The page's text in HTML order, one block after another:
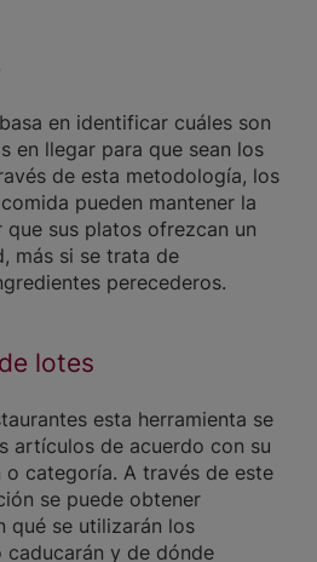
en identificar cuáles son
en llegar para que sean los
de esta metodología, los
pueden mantener la
sus platos ofrezcan un
más si se trata de
perecederos.
lotes
esta herramienta se
artículos de acuerdo con su
categoría. A través de este
se puede obtener
qué se utilizarán los
caducarán y de dónde